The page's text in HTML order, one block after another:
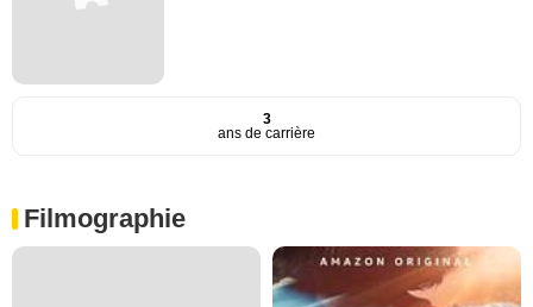
3
ans de carrière
Filmographie